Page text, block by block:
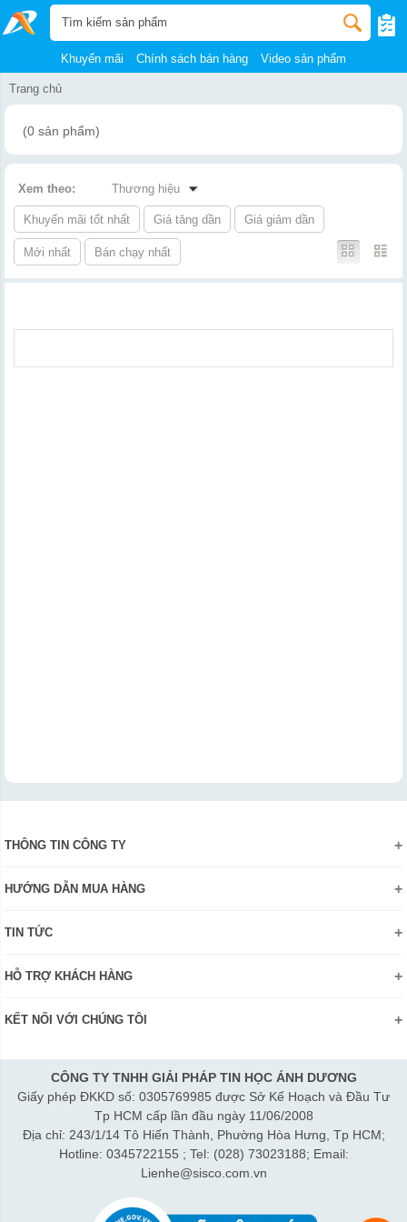
Khuyến mãi Chính sách bán hàng Video sản phẩm
Trang chủ
(0 sản phẩm)
Xem theo: Thương hiệu
Khuyến mãi tốt nhất Giá tăng dần Giá giảm dần
Mới nhất Bán chạy nhất
THÔNG TIN CÔNG TY
Chính sách bảo mật thông tin
HƯỚNG DẪN MUA HÀNG
Thanh toán và giao hàng
Hướng dẫn đăng ký tài khoản
Kiểm tra tình trạng đơn hàng
TIN TỨC
Review sản phẩm
HỖ TRỢ KHÁCH HÀNG
Hợp tác: LienHe@sisco.com.vn
Thời gian làm việc từ Thứ 2- Thứ 7:
Sáng 8h15-12h; Chiều 1h15-5h30
Thứ 7 làm đến 3h30 chiều.
KẾT NỐI VỚI CHÚNG TÔI
CÔNG TY TNHH GIẢI PHÁP TIN HỌC ÁNH DƯƠNG
Giấy phép ĐKKD số: 0305769985 được Sở Kế Hoạch và Đầu Tư
Tp HCM cấp lần đầu ngày 11/06/2008
Địa chỉ: 243/1/14 Tô Hiến Thành, Phường Hòa Hưng, Tp HCM;
Hotline: 0345722155 ; Tel: (028) 73023188; Email:
Lienhe@sisco.com.vn